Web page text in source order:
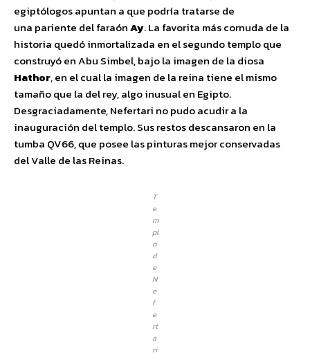
egiptólogos apuntan a que podría tratarse de
una pariente del faraónAy. La favorita más cornuda de la
historia quedó inmortalizada en el segundo templo que
construyó en Abu Simbel, bajo la imagen de la diosa
Hathor, en el cual la imagen de la reina tiene el mismo
tamaño que la del rey, algo inusual en Egipto.
Desgraciadamente, Nefertari no pudo acudir a la
inauguración del templo. Sus restos descansaron en la
tumba QV66, que posee las pinturas mejor conservadas
del Valle de las Reinas.
T
e
m
pl
o
d
e
N
e
f
e
rt
a
ri